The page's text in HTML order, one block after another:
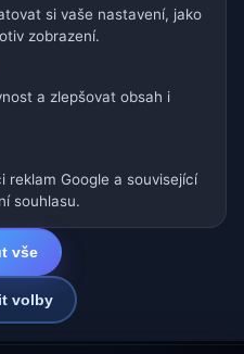
a Španělsko
z.s. | IČO: 21135550 |
data: MET Norway · Open-
ČHMÚ.
si vaše nastavení, jako
zobrazení.
a zlepšovat obsah i
reklam Google a související
souhlasu.
vše
volby